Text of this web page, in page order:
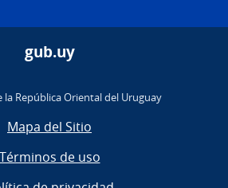
gub.uy
la República Oriental del Uruguay
Mapa del Sitio
Términos de uso